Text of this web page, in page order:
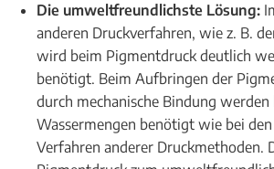
Die umweltfreundlichste Lösung:
anderen Druckverfahren, wie z. B.
wird beim Pigmentdruck deutlich
benötigt. Beim Aufbringen der
durch mechanische Bindung
Wassermengen benötigt wie bei den
Verfahren anderer Druckmethoden.